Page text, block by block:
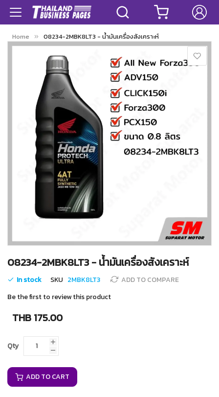
Home 08234-2MBK8LT3 - น้ำมันเครื่องสังเคราะห์
08234-2MBK8LT3 - น้ำมันเครื่องสังเคราะห์
In stock SKU 2MBK8LT3
ADD TO COMPARE
Be the first to review this product
THB 175.00
Qty
ADD TO CART
Skip
to
beginning
the
images
gallery